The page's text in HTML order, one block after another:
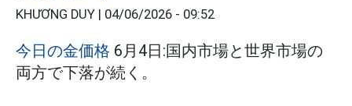
KHƯƠNG DUY | 04/06/2026 - 09:52
今日の金価格 6月4日:国内市場と世界市場の
両方で下落が続く。